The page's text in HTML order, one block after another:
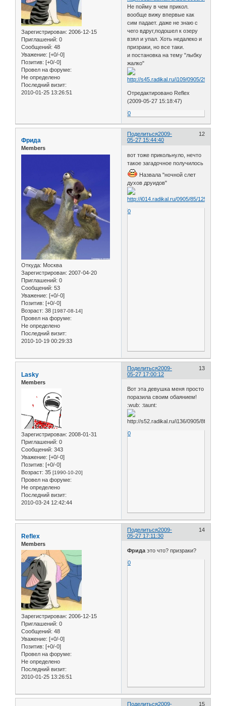
Зарегистрирован: 2006-12-15
Приглашений: 0
Сообщений: 48
Уважение: [+0/-0]
Позитив: [+0/-0]
Провел на форуме:
Не определено
Последний визит:
2010-01-25 13:26:51
Не пойму в чем прикол.
вообще вижу впервые как
сим падает. даже не знаю с
чего вдруг,подошел к озеру
взял и упал. Хоть недалеко и
призраки, но все таки.
и постановка на тему "лыбку
жалко"
Отредактировано Reflex
(2009-05-27 15:18:47)
0
Поделиться 12
2009-
05-27 15:44:40
Фрида
Members
Откуда: Москва
Зарегистрирован: 2007-04-20
Приглашений: 0
Сообщений: 53
Уважение: [+0/-0]
Позитив: [+0/-0]
Возраст: 38 [1987-08-14]
Провел на форуме:
Не определено
Последний визит:
2010-10-19 00:29:33
вот тоже прикольнуло, нечто
такое загадочное получилось
Назвала "ночной слет
духов друидов"
0
Поделиться 13
2009-
05-27 17:00:12
Lasky
Members
Зарегистрирован: 2008-01-31
Приглашений: 0
Сообщений: 343
Уважение: [+0/-0]
Позитив: [+0/-0]
Возраст: 35 [1990-10-20]
Провел на форуме:
Не определено
Последний визит:
2010-03-24 12:42:44
Вот эта девушка меня просто
поразила своим обаянием!
:wub: :taunt:
0
Поделиться 14
2009-
05-27 17:11:30
Reflex
Members
Зарегистрирован: 2006-12-15
Приглашений: 0
Сообщений: 48
Уважение: [+0/-0]
Позитив: [+0/-0]
Провел на форуме:
Не определено
Последний визит:
2010-01-25 13:26:51
Фрида это что? призраки?
0
Поделиться 15
2009-